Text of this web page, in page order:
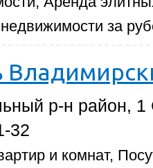
за
р-н район, 1
32
и комнат,